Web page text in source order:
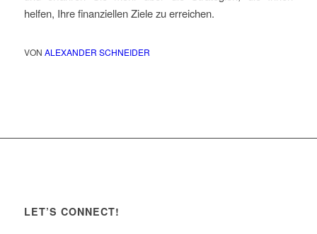
helfen, Ihre finanziellen Ziele zu erreichen.
VON ALEXANDER SCHNEIDER
LET’S CONNECT!